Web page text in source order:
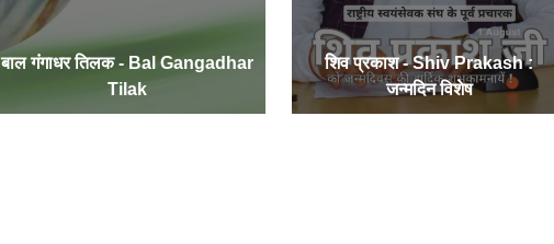
बाल गंगाधर तिलक - Bal Gangadhar
Tilak
शिव प्रकाश - Shiv Prakash :
जन्मदिन विशेष